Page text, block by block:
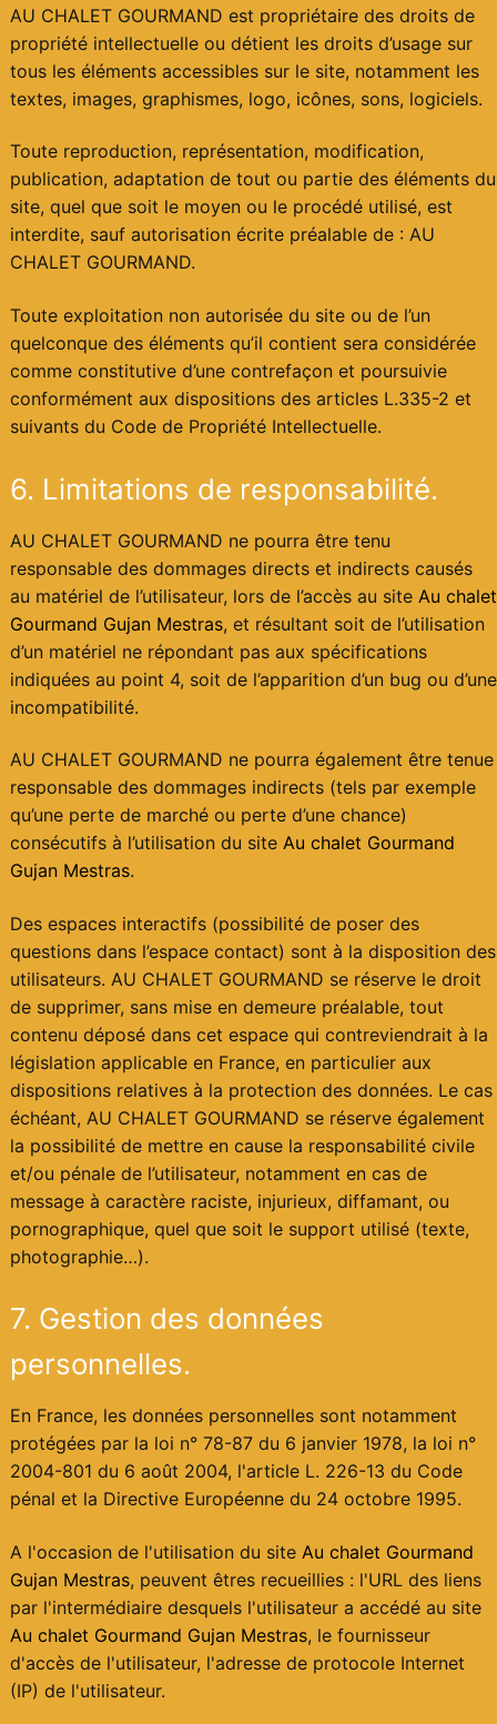
AU CHALET GOURMAND est propriétaire des droits de
propriété intellectuelle ou détient les droits d’usage sur
tous les éléments accessibles sur le site, notamment les
textes, images, graphismes, logo, icônes, sons, logiciels.
Toute reproduction, représentation, modification,
publication, adaptation de tout ou partie des éléments du
site, quel que soit le moyen ou le procédé utilisé, est
interdite, sauf autorisation écrite préalable de : AU
CHALET GOURMAND.
Toute exploitation non autorisée du site ou de l’un
quelconque des éléments qu’il contient sera considérée
comme constitutive d’une contrefaçon et poursuivie
conformément aux dispositions des articles L.335-2 et
suivants du Code de Propriété Intellectuelle.
6. Limitations de responsabilité.
AU CHALET GOURMAND ne pourra être tenu
responsable des dommages directs et indirects causés
au matériel de l’utilisateur, lors de l’accès au site Au chalet
Gourmand Gujan Mestras, et résultant soit de l’utilisation
d’un matériel ne répondant pas aux spécifications
indiquées au point 4, soit de l’apparition d’un bug ou d’une
incompatibilité.
AU CHALET GOURMAND ne pourra également être tenue
responsable des dommages indirects (tels par exemple
qu’une perte de marché ou perte d’une chance)
consécutifs à l’utilisation du site Au chalet Gourmand
Gujan Mestras.
Des espaces interactifs (possibilité de poser des
questions dans l’espace contact) sont à la disposition des
utilisateurs. AU CHALET GOURMAND se réserve le droit
de supprimer, sans mise en demeure préalable, tout
contenu déposé dans cet espace qui contreviendrait à la
législation applicable en France, en particulier aux
dispositions relatives à la protection des données. Le cas
échéant, AU CHALET GOURMAND se réserve également
la possibilité de mettre en cause la responsabilité civile
et/ou pénale de l’utilisateur, notamment en cas de
message à caractère raciste, injurieux, diffamant, ou
pornographique, quel que soit le support utilisé (texte,
photographie…).
7. Gestion des données
personnelles.
En France, les données personnelles sont notamment
protégées par la loi n° 78-87 du 6 janvier 1978, la loi n°
2004-801 du 6 août 2004, l'article L. 226-13 du Code
pénal et la Directive Européenne du 24 octobre 1995.
A l'occasion de l'utilisation du site Au chalet Gourmand
Gujan Mestras, peuvent êtres recueillies : l'URL des liens
par l'intermédiaire desquels l'utilisateur a accédé au site
Au chalet Gourmand Gujan Mestras, le fournisseur
d'accès de l'utilisateur, l'adresse de protocole Internet
(IP) de l'utilisateur.